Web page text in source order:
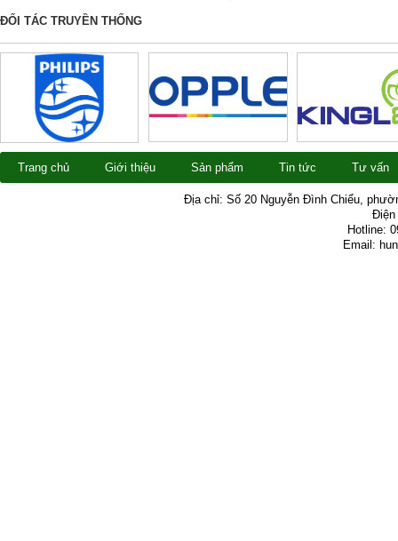
ĐỐI TÁC TRUYỀN THỐNG
Trang chủ Giới thiệu Sản phẩm Tin tức Tư vấn
Địa chỉ: Số 20 Nguyễn Đình Chiểu,
Điện
Hotline:
Email: